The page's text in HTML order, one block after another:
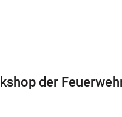
der